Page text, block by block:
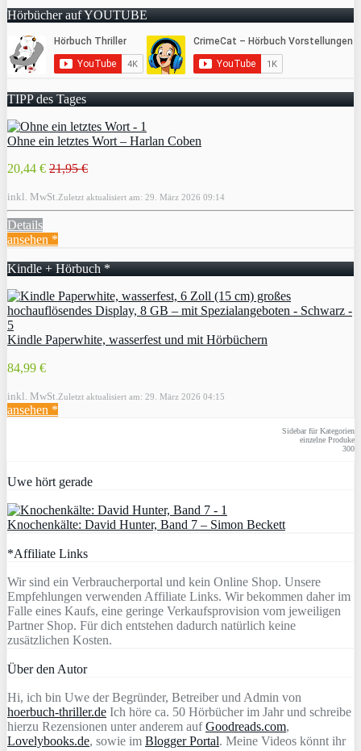
Hörbücher auf YOUTUBE
TIPP des Tages
Ohne ein letztes Wort – Harlan Coben
20,44 € 21,95 €
inkl. MwSt. Zuletzt aktualisiert am: 29. März 2026 09:14
Details
ansehen *
Kindle + Hörbuch *
Kindle Paperwhite, wasserfest und mit Hörbüchern
84,99 €
inkl. MwSt. Zuletzt aktualisiert am: 29. März 2026 04:15
ansehen *
Sidebar für Kategorien
einzelne Produke
300
Uwe hört gerade
Knochenkälte: David Hunter, Band 7 – Simon Beckett
*Affiliate Links
Wir sind ein Verbraucherportal und kein Online Shop. Unsere
Empfehlungen verwenden Affiliate Links. Wir bekommen daher im
Falle eines Kaufs, eine geringe Verkaufsprovision vom jeweiligen
Partner Shop. Für dich entstehen dadurch natürlich keine
zusätzlichen Kosten.
Über den Autor
Hi, ich bin Uwe der Begründer, Betreiber und Admin von
hoerbuch-thriller.de Ich höre ca. 50 Hörbücher im Jahr und schreibe
hierzu Rezensionen unter anderem aufGoodreads.com,
Lovelybooks.de, sowie im Blogger Portal. Meine Videos könnt ihr